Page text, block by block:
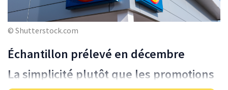
© Shutterstock.com
Échantillon prélevé en décembre
La simplicité plutôt que les promotions